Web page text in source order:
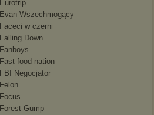
Eurotrip
Evan Wszechmogący
Faceci w czerni
Falling Down
Fanboys
Fast food nation
FBI Negocjator
Felon
Focus
Forest Gump